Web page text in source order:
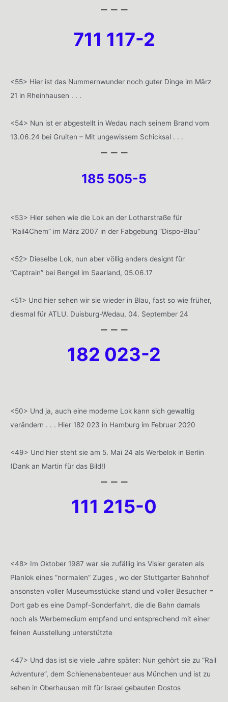
– – –
711 117-2
<55> Hier ist das Nummernwunder noch guter Dinge im März
21 in Rheinhausen . . .
<54> Nun ist er abgestellt in Wedau nach seinem Brand vom
13.06.24 bei Gruiten – Mit ungewissem Schicksal . . .
– – –
185 505-5
<53> Hier sehen wie die Lok an der Lotharstraße für
“Rail4Chem” im März 2007 in der Fabgebung “Dispo-Blau”
<52> Dieselbe Lok, nun aber völlig anders designt für
“Captrain” bei Bengel im Saarland, 05.06.17
<51> Und hier sehen wir sie wieder in Blau, fast so wie früher,
diesmal für ATLU. Duisburg-Wedau, 04. September 24
– – –
182 023-2
<50> Und ja, auch eine moderne Lok kann sich gewaltig
verändern . . . Hier 182 023 in Hamburg im Februar 2020
<49> Und hier steht sie am 5. Mai 24 als Werbelok in Berlin
(Dank an Martin für das Bild!)
– – –
111 215-0
<48> Im Oktober 1987 war sie zufällig ins Visier geraten als
Planlok eines “normalen” Zuges , wo der Stuttgarter Bahnhof
ansonsten voller Museumsstücke stand und voller Besucher =
Dort gab es eine Dampf-Sonderfahrt, die die Bahn damals
noch als Werbemedium empfand und entsprechend mit einer
feinen Ausstellung unterstützte
<47> Und das ist sie viele Jahre später: Nun gehört sie zu “Rail
Adventure”, dem Schienenabenteuer aus München und ist zu
sehen in Oberhausen mit für Israel gebauten Dostos